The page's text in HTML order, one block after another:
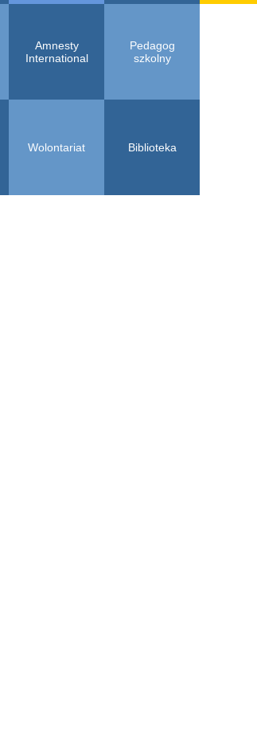
Amnesty
International
Wolontariat
Pedagog
szkolny
Biblioteka